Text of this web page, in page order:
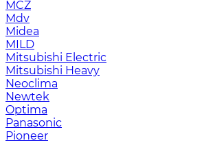
MCZ
Mdv
Midea
MILD
Mitsubishi Electric
Mitsubishi Heavy
Neoclima
Newtek
Optima
Panasonic
Pioneer